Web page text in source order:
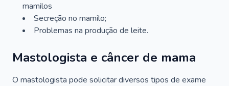
mamilos
Secreção no mamilo;
Problemas na produção de leite.
Mastologista e câncer de mama
O mastologista pode solicitar diversos tipos de exame